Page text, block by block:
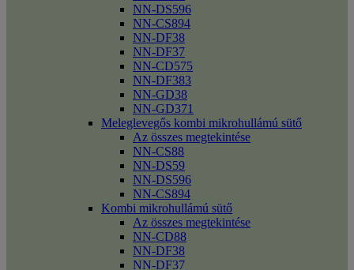
NN-DS596
NN-CS894
NN-DF38
NN-DF37
NN-CD575
NN-DF383
NN-GD38
NN-GD371
Meleglevegős kombi mikrohullámú sütő
Az összes megtekintése
NN-CS88
NN-DS59
NN-DS596
NN-CS894
Kombi mikrohullámú sütő
Az összes megtekintése
NN-CD88
NN-DF38
NN-DF37